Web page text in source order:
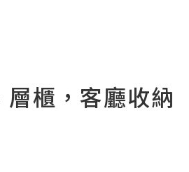
櫃，客廳收納